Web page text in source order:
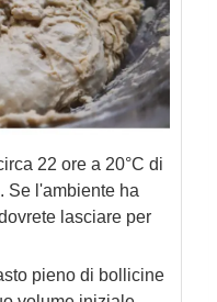
22 ore a 20°C di
Se l'ambiente ha
lasciare per
pieno di bollicine